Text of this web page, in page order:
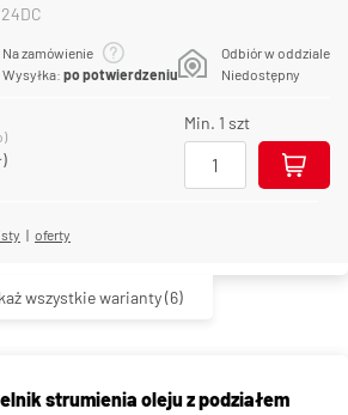
Na zamówienie
Wysyłka: po potwierdzeniu
Odbiór w oddziale
Niedostępny
)
Min. 1 szt
| oferty
wszystkie warianty(6)
strumienia oleju z podziałem